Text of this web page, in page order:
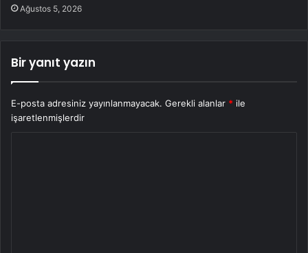
Ağustos 5, 2026
Bir yanıt yazın
E-posta adresiniz yayınlanmayacak. Gerekli alanlar * ile
işaretlenmişlerdir